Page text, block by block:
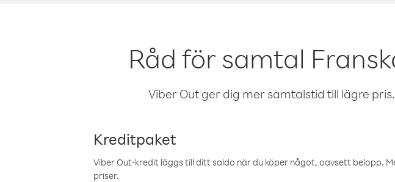
Råd för samtal
Viber Out ger dig mer samtalstid till lägre
Kreditpaket
Viber Out-kredit läggs till ditt saldo när du köper något, oavsett belopp.
priser.